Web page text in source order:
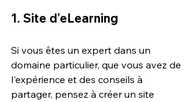
1. Site d’eLearning
Si vous êtes un expert dans un
domaine particulier, que vous avez de
l'expérience et des conseils à
partager, pensez à créer un site